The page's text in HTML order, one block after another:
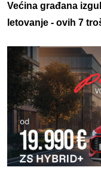
Većina građana
letovanje - ovih 7